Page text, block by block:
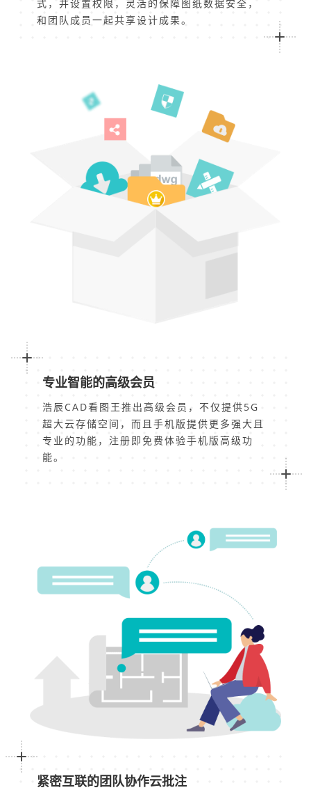
式，并设置权限，灵活的保障图纸数据安全，
和团队成员一起共享设计成果。
专业智能的高级会员
浩辰CAD看图王推出高级会员，不仅提供5G
超大云存储空间，而且手机版提供更多强大且
专业的功能，注册即免费体验手机版高级功
能。
紧密互联的团队协作云批注